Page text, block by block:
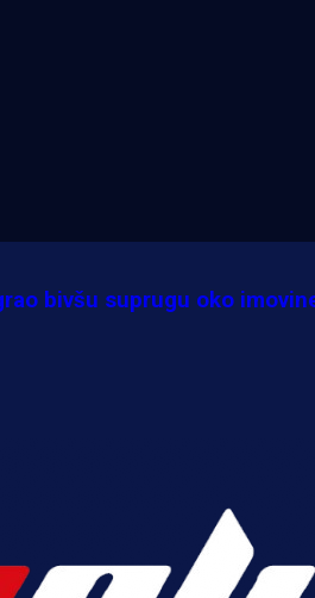
bivšu suprugu oko